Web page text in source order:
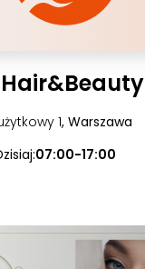
użytkowy 1, Warszawa
07:00-17:00